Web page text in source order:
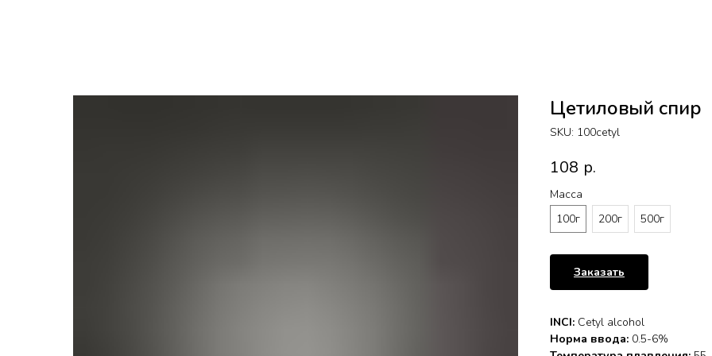
Цетиловый спир
SKU: 100cetyl
108 р.
Масса
100г
200г 500г
Заказать
INCI: Сetyl alcohol
Норма ввода: 0.5-6%